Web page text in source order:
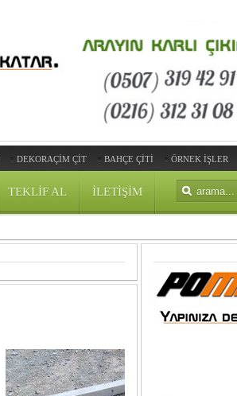
DEKORAÇİM ÇİT BAHÇE ÇİTİ ÖRNEK İŞLER
TEKLIF AL ILETIŞIM